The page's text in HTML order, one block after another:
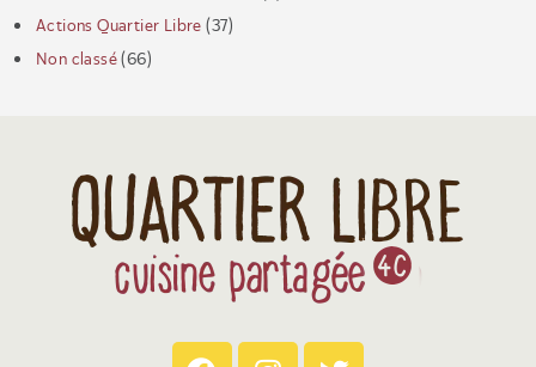
Actions Quartier Libre (37)
Non classé(66)